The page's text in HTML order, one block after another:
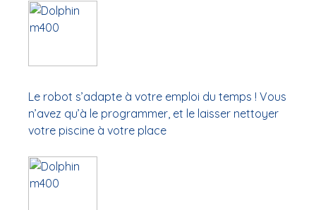
Le robot s’adapte à votre emploi du temps ! Vous
n’avez qu’à le programmer, et le laisser nettoyer
votre piscine à votre place